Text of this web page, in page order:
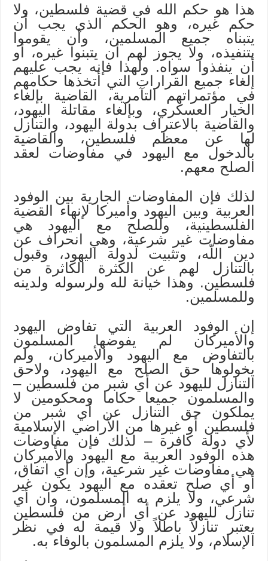
هذا هو حكم الله في قضية فلسطين، ولا
حكم غيره، وهو الحكم الذي يجب أن
يتبناه جميع المسلمين، وأن يقوموا
بتنفيذه، ولا يجوز لهم أن يتبنوا غيره، أو
أن ينفذوا سواه. ولهذا فإنه يجب عليهم
إلغاء جميع القرارات التي أتخذها حكامهم
في مؤتمراتهم التآمرية، القاضية بإلغاء
الخيار العسكري، وبإلغاء مقاتلة اليهود،
والقاضية بالاعتراف بدولة اليهود، والتنازل
لها عن معظم فلسطين، والقاضية
بالدخول مع اليهود في مفاوضات لعقد
الصلح معهم.
لذلك فإن المفاوضات الجارية بين الوفود
العربية وبين اليهود وأميركا لإنهاء القضية
الفلسطينية، وللصلح مع اليهود هي
مفاوضات غير شرعية، وهي انحراف عن
دين اللّه، وتثبيت لدولة اليهود، وقبول
بالتنازل لهم عن الكثرة الكاثرة من
فلسطين. وهذا خيانة لله ولرسوله ولدينه
وللمسلمين.
إن الوفود العربية التي تفاوض اليهود
والأميركان لم يفوضها المسلمون
بالتفاوض مع اليهود والأميركان، ولم
يخولوها حق الصلح مع اليهود، ولاحق
التنازل لليهود عن أي شبر من فلسطين –
والمسلمون جميعا حكاما ومحكومين لا
يملكون حق التنازل عن أي شبر من
فلسطين أو غيرها من الأراضي الإسلامية
لأي دولة كافرة – لذلك فإن مفاوضات
هذه الوفود العربية مع اليهود والأميركان
هي مفاوضات غير شرعية، وإن أي اتفاق،
أو أي صلح تعقده مع اليهود يكون غير
شرعي، ولا يلزم به المسلمون، وان أي
تنازل لليهود عن أي أرض من فلسطين
يعتبر تنازلاً باطلاً ولا قيمة له في نظر
الإسلام، ولا يلزم المسلمون بالوفاء به.